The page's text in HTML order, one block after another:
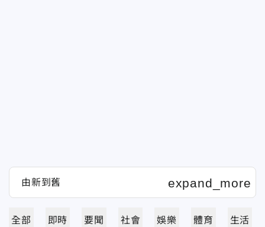
全部 即時 要聞 社會 娛樂 體育 生活